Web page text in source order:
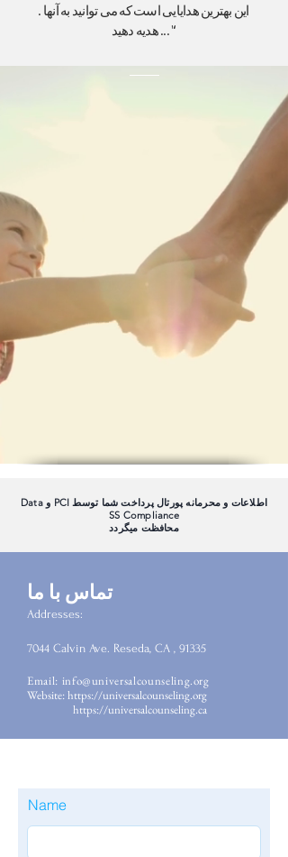
. این بهترین هدایایی است که می توانید به آنها
هدیه دهید ... "
تماس با ما
Addresses:
7044 Calvin Ave. Reseda, CA , 91335
Email: info@universalcounseling.org
Website:https://universalcounseling.org
https://universalcounseling.ca
اطلاعات و محرمانه پورتال پرداخت شما توسط PCI و Data
SS Compliance
محافظت میگردد
Name